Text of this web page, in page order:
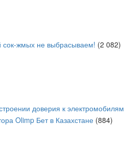
жмых не выбрасываем! (2 082)
доверия к электромобилям
Olimp Бет в Казахстане (884)